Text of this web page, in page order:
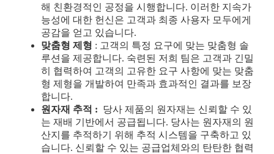
해 친환경적인 공정을 시행합니다. 이러한 지속가
능성에 대한 헌신은 고객과 최종 사용자 모두에게
공감을 얻고 있습니다.
맞춤형 제형 : 고객의 특정 요구에 맞는 맞춤형 솔
루션을 제공합니다. 숙련된 저희 팀은 고객과 긴밀
히 협력하여 고객의 고유한 요구 사항에 맞는 맞춤
형 제형을 개발하여 만족과 효과적인 결과를 보장
합니다.
원자재 추적 : 당사 제품의 원자재는 신뢰할 수 있
는 재배 기반에서 공급됩니다. 당사는 원자재의 원
산지를 추적하기 위해 추적 시스템을 구축하고 있
습니다. 신뢰할 수 있는 공급업체와의 탄탄한 협력